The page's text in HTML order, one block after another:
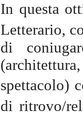
In questa
Letterario,
di
spettacolo)
di ritrovo/